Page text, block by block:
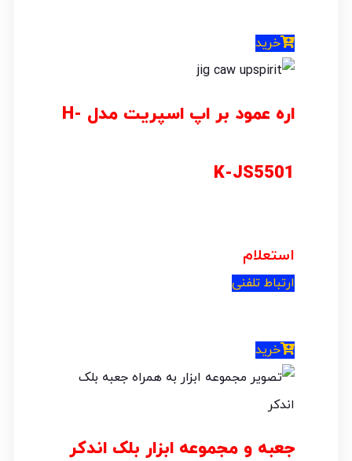
خرید
اره عمود بر اپ اسپریت مدل H-
K-JS5501
استعلام
ارتباط تلفنی
خرید
جعبه و مجموعه ابزار بلک اندکر